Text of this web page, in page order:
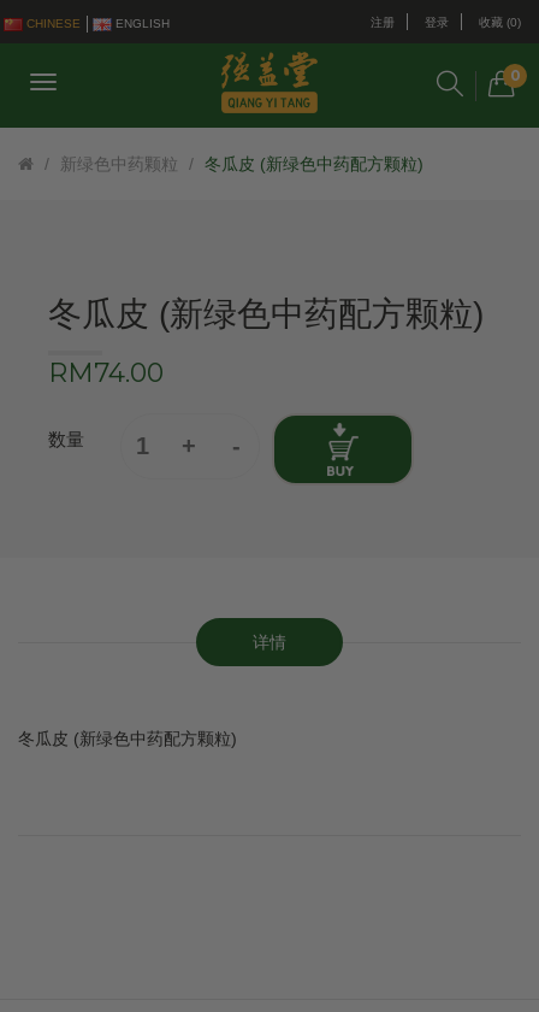
CHINESE ENGLISH 注册 登录 收藏 (0)
0
新绿色中药颗粒 冬瓜皮 (新绿色中药配方颗粒)
冬瓜皮 (新绿色中药配方颗粒)
RM74.00
数量
详情
冬瓜皮 (新绿色中药配方颗粒)